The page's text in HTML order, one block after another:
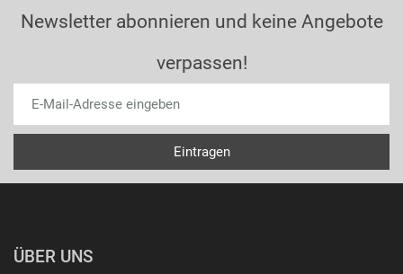
Newsletter abonnieren und keine Angebote
verpassen!
ÜBER UNS